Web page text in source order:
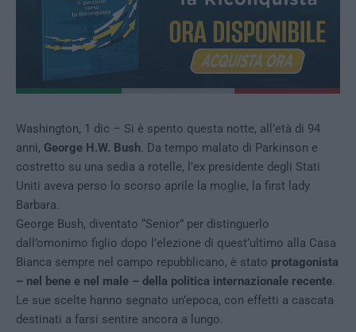
Washington, 1 dic – Si è spento questa notte, all’età di 94
anni, George H.W. Bush. Da tempo malato di Parkinson e
costretto su una sedia a rotelle, l’ex presidente degli Stati
Uniti aveva perso lo scorso aprile la moglie, la first lady
Barbara.
George Bush, diventato “Senior” per distinguerlo
dall’omonimo figlio dopo l’elezione di quest’ultimo alla Casa
Bianca sempre nel campo repubblicano, è stato protagonista
– nel bene e nel male – della politica internazionale recente.
Le sue scelte hanno segnato un’epoca, con effetti a cascata
destinati a farsi sentire ancora a lungo.